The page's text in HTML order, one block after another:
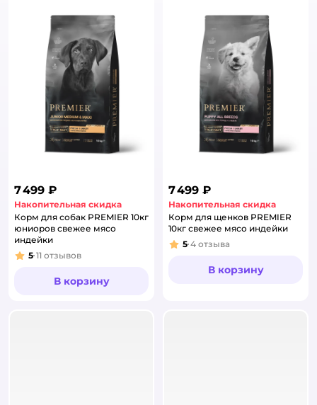
7 499 ₽
Накопительная скидка
Корм для собак PREMIER 10кг
юниоров свежее мясо
индейки
Рейтинг:
5 11 отзывов
В корзину
7 499 ₽
Накопительная скидка
Корм для щенков PREMIER
10кг свежее мясо индейки
Рейтинг:
5 4 отзыва
В корзину